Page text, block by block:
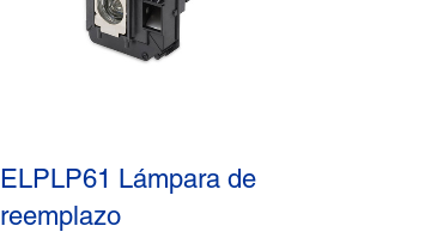
ELPLP61 Lámpara de
reemplazo